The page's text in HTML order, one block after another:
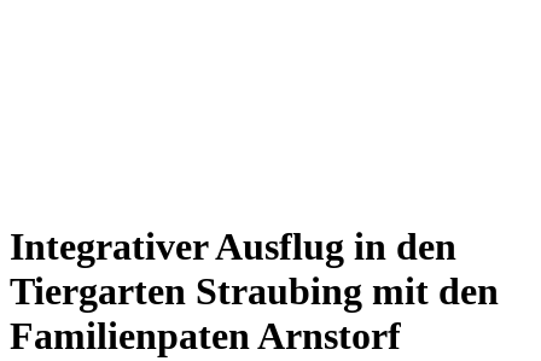
Integrativer Ausflug in den
Tiergarten Straubing mit den
Familienpaten Arnstorf